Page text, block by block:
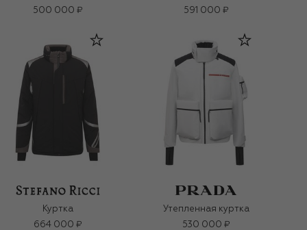
500 000 ₽
591 000 ₽
Куртка
664 000 ₽
Утепленная куртка
530 000 ₽